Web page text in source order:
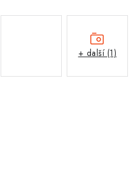
+ další (1)